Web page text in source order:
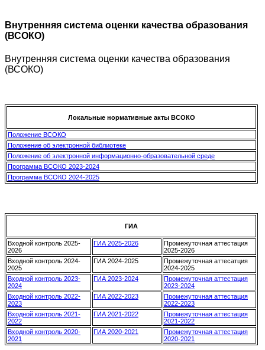
Внутренняя система оценки качества образования
(ВСОКО)
Внутренняя система оценки качества образования
(ВСОКО)
Локальные нормативные акты ВСОКО
Положение ВСОКО
Положение об электронной библиотеке
Положение об электронной информационно-образовательной среде
Программа ВСОКО 2023-2024
Программа ВСОКО 2024-2025
ГИА
Входной контроль 2025-
2026
ГИА 2025-2026
Промежуточная аттестация
2025-2026
Входной контроль 2024-
2025
ГИА 2024-2025
Промежуточная аттесатция
2024-2025
Входной контроль 2023-
2024
ГИА 2023-2024
Промежуточная аттестация
2023-2024
Входной контроль 2022-
2023
ГИА 2022-2023
Промежуточная аттестация
2022-2023
Входной контроль 2021-
2022
ГИА 2021-2022
Промежуточная аттестация
2021-2022
Входной контроль 2020-
2021
ГИА 2020-2021
Промежуточная аттестация
2020-2021